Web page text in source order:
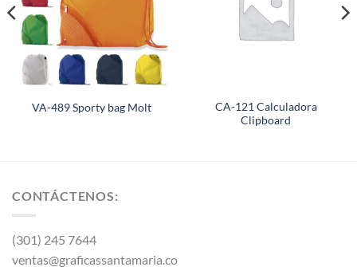
VA-489 Sporty bag Molt
CA-121 Calculadora
Clipboard
CONTÁCTENOS:
(301) 245 7644
ventas@graficassantamaria.co